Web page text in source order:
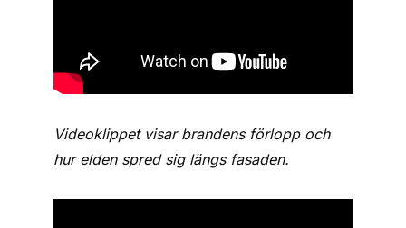
Videoklippet visar brandens förlopp och
hur elden spred sig längs fasaden.